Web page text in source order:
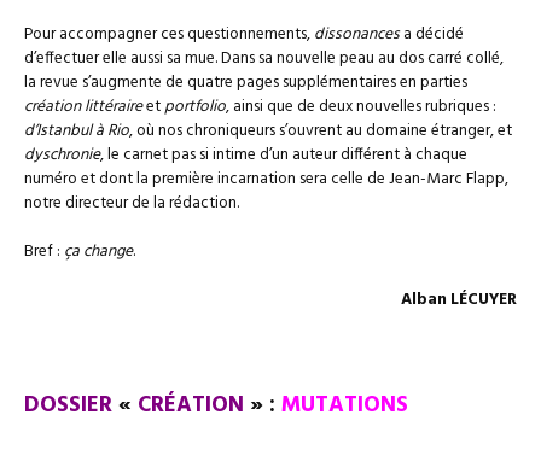
Pour accompagner ces questionnements,dissonancesa décidé
d’effectuer elle aussi sa mue. Dans sa nouvelle peau au dos carré collé,
la revue s’augmente de quatre pages supplémentaires en parties
création littéraireetportfolio, ainsi que de deux nouvelles rubriques :
d’Istanbul à Rio, où nos chroniqueurs s’ouvrent au domaine étranger, et
dyschronie, le carnet pas si intime d’un auteur différent à chaque
numéro et dont la première incarnation sera celle de Jean-Marc Flapp,
notre directeur de la rédaction.
Bref : ça change.
Alban LÉCUYER
DOSSIER« CRÉATION » : MUTATIONS